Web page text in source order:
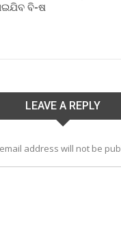
ବି-ଷ
LEAVE A REPLY
address will not be